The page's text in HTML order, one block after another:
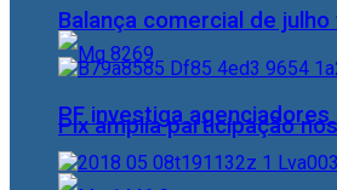
Pix amplia participação
Balança comercial de
PF investiga